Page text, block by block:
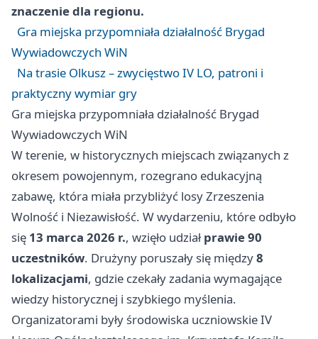
znaczenie dla regionu.
Gra miejska przypomniała działalność Brygad
Wywiadowczych WiN
Na trasie Olkusz – zwycięstwo IV LO, patroni i
praktyczny wymiar gry
Gra miejska przypomniała działalność Brygad
Wywiadowczych WiN
W terenie, w historycznych miejscach związanych z
okresem powojennym, rozegrano edukacyjną
zabawę, która miała przybliżyć losy Zrzeszenia
Wolność i Niezawisłość. W wydarzeniu, które odbyło
się 13 marca 2026 r., wzięło udziałprawie 90
uczestników. Drużyny poruszały się między8
lokalizacjami, gdzie czekały zadania wymagające
wiedzy historycznej i szybkiego myślenia.
Organizatorami były środowiska uczniowskie IV